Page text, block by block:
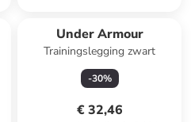
Under Armour
Trainingslegging zwart
-30%
€ 32,46